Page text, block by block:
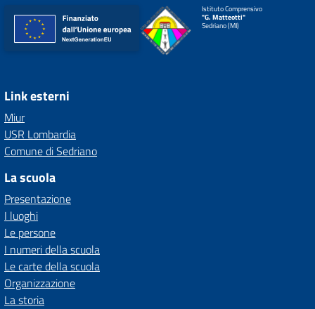
Istituto Comprensivo
"G. Matteotti"
Sedriano (MI)
Link esterni
Miur
USR Lombardia
Comune di Sedriano
La scuola
Presentazione
I luoghi
Le persone
I numeri della scuola
Le carte della scuola
Organizzazione
La storia